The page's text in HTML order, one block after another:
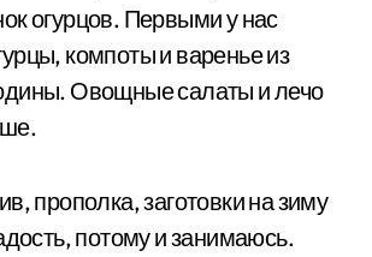
огурцов. Первыми у нас
компоты и варенье из
Овощные салаты и лечо
прополка, заготовки на зиму
потому и занимаюсь.